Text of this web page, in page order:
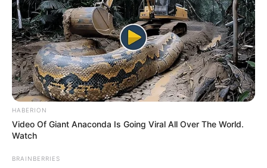
HABERION
Video Of Giant Anaconda Is Going Viral All Over The World.
Watch
BRAINBERRIES